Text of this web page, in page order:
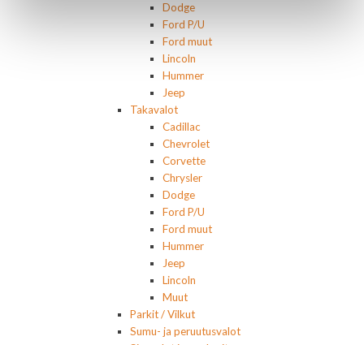
Dodge
Ford P/U
Ford muut
Lincoln
Hummer
Jeep
Takavalot
Cadillac
Chevrolet
Corvette
Chrysler
Dodge
Ford P/U
Ford muut
Hummer
Jeep
Lincoln
Muut
Parkit / Vilkut
Sumu- ja peruutusvalot